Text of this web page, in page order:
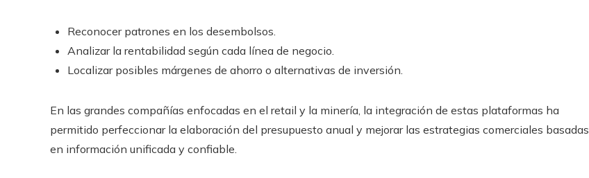
Reconocer patrones en los desembolsos.
Analizar la rentabilidad según cada línea de negocio.
Localizar posibles márgenes de ahorro o alternativas de inversión.
En las grandes compañías enfocadas en el retail y la minería, la integración de estas plataformas ha
permitido perfeccionar la elaboración del presupuesto anual y mejorar las estrategias comerciales basadas
en información unificada y confiable.